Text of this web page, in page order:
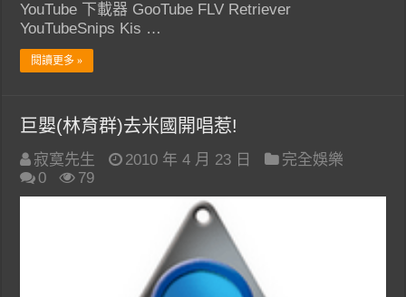
YouTube 下載器 GooTube FLV Retriever
YouTubeSnips Kis …
閱讀更多 »
巨嬰(林育群)去米國開唱惹!
寂寞先生 2010 年 4 月 23 日
完全娛樂
0
79